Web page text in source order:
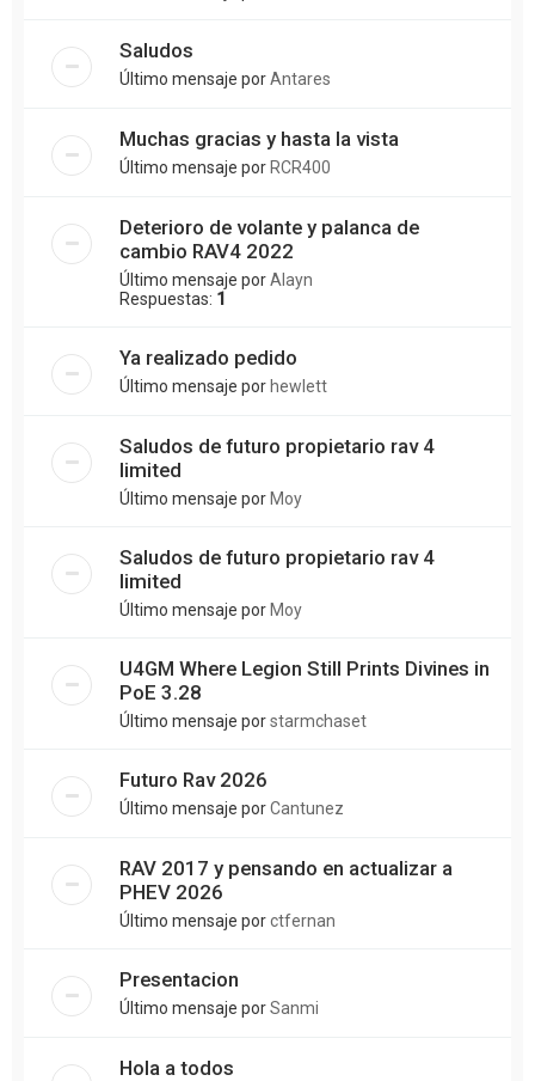
Saludos
Último mensaje porAntares
Muchas gracias y hasta la vista
Último mensaje porRCR400
Deterioro de volante y palanca de
cambio RAV4 2022
Último mensaje porAlayn
Respuestas: 1
Ya realizado pedido
Último mensaje porhewlett
Saludos de futuro propietario rav 4
limited
Último mensaje porMoy
Saludos de futuro propietario rav 4
limited
Último mensaje porMoy
U4GM Where Legion Still Prints Divines in
PoE 3.28
Último mensaje porstarmchaset
Futuro Rav 2026
Último mensaje porCantunez
RAV 2017 y pensando en actualizar a
PHEV 2026
Último mensaje porctfernan
Presentacion
Último mensaje porSanmi
Hola a todos